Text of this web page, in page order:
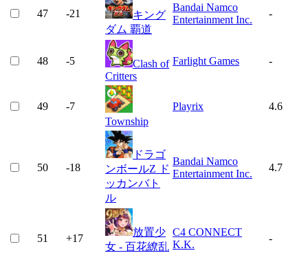
47 -21
キング
ダム 覇道
Bandai Namco
Entertainment Inc.
-
48 -5
Clash of
Critters
Farlight Games -
49
-7
Township
Playrix 4.6
50 -18
ドラゴ
ンボールZ ド
ッカンバト
ル
Bandai Namco
Entertainment Inc.
4.7
51 +17
放置少
女 - 百花繚乱
C4 CONNECT
K.K.
-